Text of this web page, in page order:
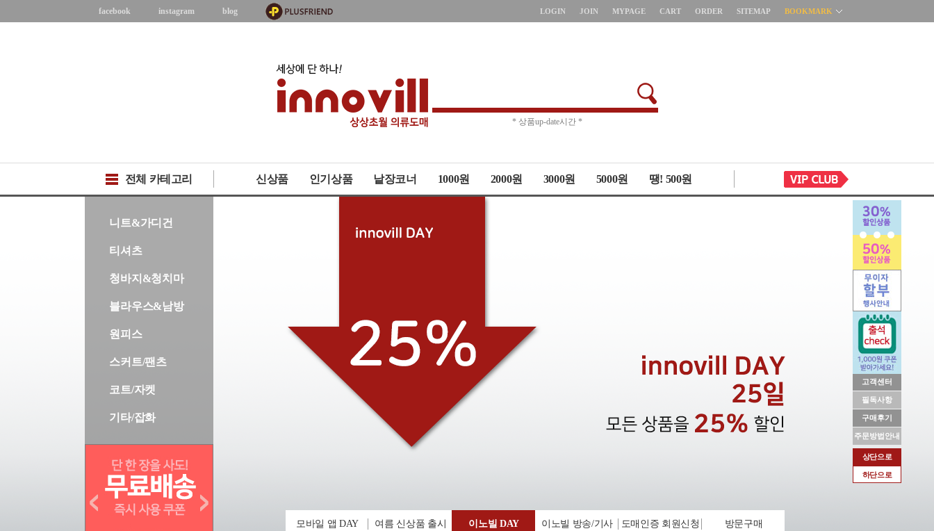
고객센터
필독사항
구매후기
주문방법안내
상단으로
하단으로
facebook instagram blog LOGIN JOIN MYPAGE CART ORDER SITEMAP BOOKMARK
* 주문취소 제한 *
전체 카테고리 신상품 인기상품 낱장코너 1000원 2000원 3000원 5000원 땡! 500원
니트&가디건
티셔츠
청바지&청치마
블라우스&남방
원피스
스커트/팬츠
코트/자켓
기타/잡화
모바일 앱 DAY 여름 신상품 출시 이노빌 DAY 이노빌 방송/기사 도매인증 회원신청 방문구매